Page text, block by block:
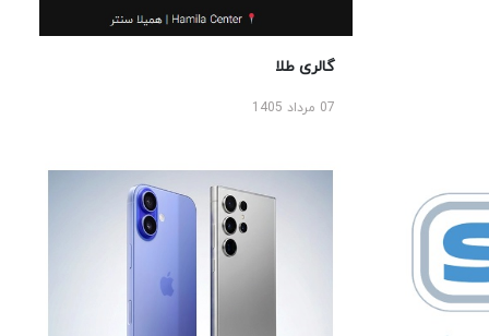
گالری طلا
07 مرداد 1405